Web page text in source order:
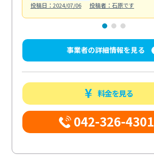
投稿日：2024/07/06
投稿者：石原です
事業者の詳細情報を見る
料金を見る
042-326-4301